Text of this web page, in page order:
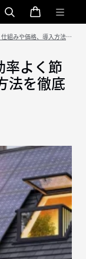
組みや価格、導入方法を
率よく節
法を徹底